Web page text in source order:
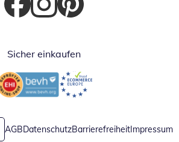
Öffnet in neuem Fenster
Öffnet in neuem Fenster
Öffnet in neuem Fenster
Sicher einkaufen
Öffnet in neuem FensterÖffnet in neuem Fenster
AGBDatenschutzBarrierefreiheitImpressum